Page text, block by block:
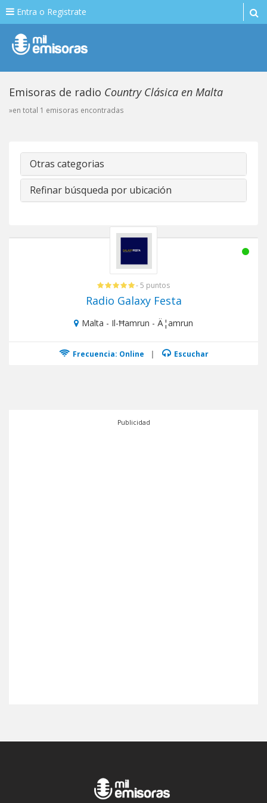
Entra o Registrate
Emisoras de radio Country Clásica en Malta
»en total 1 emisoras encontradas
Otras categorias
Refinar búsqueda por ubicación
- 5 puntos
Radio Galaxy Festa
Malta - Il-Ħamrun - Ä¦amrun
Frecuencia: Online | Escuchar
Publicidad